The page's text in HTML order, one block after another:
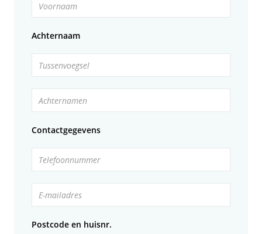
Voornaam
Achternaam
Tussenvoegsel
Achternamen
Contactgegevens
Telefoonnummer
E-mailadres
Postcode en huisnr.